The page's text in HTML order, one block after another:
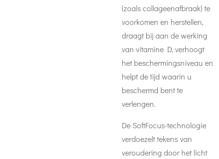
(zoals collageenafbraak) te
voorkomen en herstellen,
draagt bij aan de werking
van vitamine D, verhoogt
het beschermingsniveau en
helpt de tijd waarin u
beschermd bent te
verlengen.
De SoftFocus-technologie
verdoezelt tekens van
veroudering door het licht